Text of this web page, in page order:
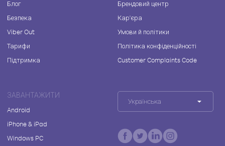
Блог
Безпека
Viber Out
Тарифи
Підтримка
Брендовий центр
Кар'єра
Умови й політики
Політика конфіденційності
Customer Complaints Code
ЗАВАНТАЖИТИ
Android
iPhone & iPad
Windows PC
Українська